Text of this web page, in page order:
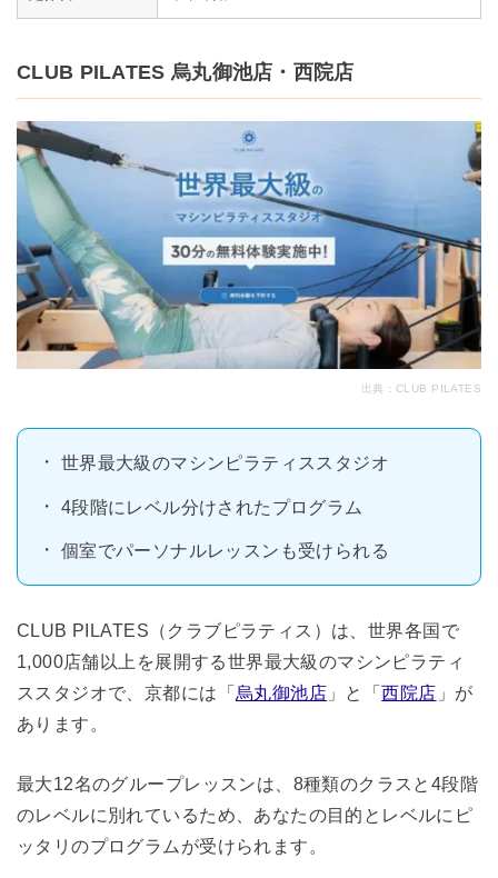
CLUB PILATES 烏丸御池店・西院店
出典：CLUB PILATES
世界最大級のマシンピラティススタジオ
4段階にレベル分けされたプログラム
個室でパーソナルレッスンも受けられる
CLUB PILATES（クラブピラティス）は、世界各国で
1,000店舗以上を展開する世界最大級のマシンピラティ
ススタジオで、京都には「烏丸御池店 」と「西院店 」が
あります。
最大12名のグループレッスンは、8種類のクラスと4段階
のレベルに別れているため、あなたの目的とレベルにピ
ッタリのプログラムが受けられます。